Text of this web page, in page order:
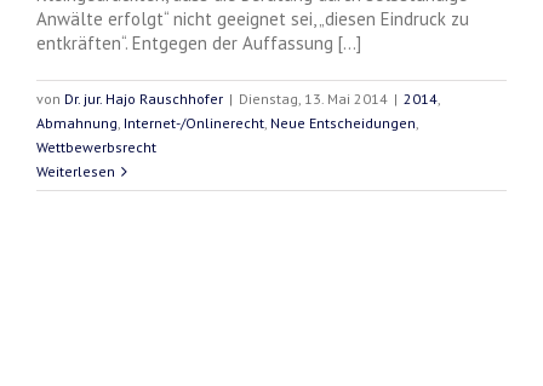
Anwälte erfolgt“ nicht geeignet sei, „diesen Eindruck zu
entkräften“. Entgegen der Auffassung [...]
von Dr. jur. Hajo Rauschhofer | Dienstag, 13. Mai 2014 | 2014
Abmahnung Internet-/Onlinerecht Neue Entscheidungen
Wettbewerbsrecht
Weiterlesen